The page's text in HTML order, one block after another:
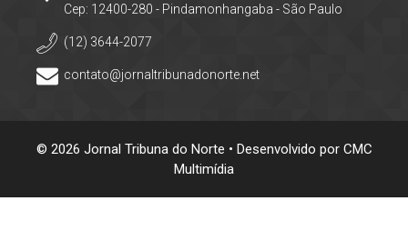
Cep: 12400-280 - Pindamonhangaba - São Paulo
(12) 3644-2077
contato@jornaltribunadonorte.net
© 2026 Jornal Tribuna do Norte • Desenvolvido por CMC
Multimídia